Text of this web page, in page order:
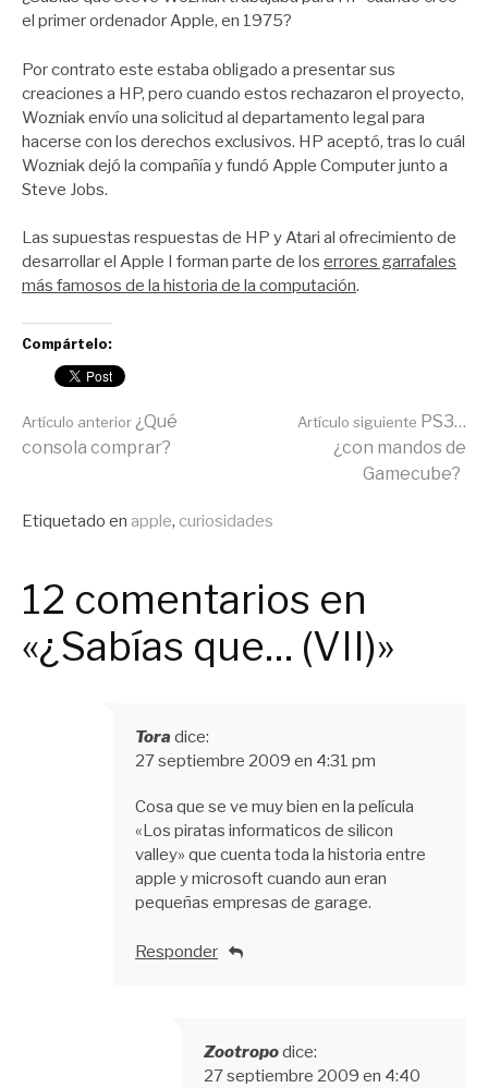
el primer ordenador Apple, en 1975?
Por contrato este estaba obligado a presentar sus
creaciones a HP, pero cuando estos rechazaron el proyecto,
Wozniak envío una solicitud al departamento legal para
hacerse con los derechos exclusivos. HP aceptó, tras lo cuál
Wozniak dejó la compañía y fundó Apple Computer junto a
Steve Jobs.
Las supuestas respuestas de HP y Atari al ofrecimiento de
desarrollar el Apple I forman parte de los errores garrafales
más famosos de la historia de la computación.
Compártelo:
Seguir
leyendo
Artículo anterior¿Qué
consola comprar?
Artículo siguiente PS3…
¿con mandos de
Gamecube?
Publicado
Etiquetado en apple, curiosidades
12 comentarios en
«¿Sabías que… (VII)»
Tora dice:
27 septiembre 2009 en 4:31 pm
Cosa que se ve muy bien en la película
«Los piratas informaticos de silicon
valley» que cuenta toda la historia entre
apple y microsoft cuando aun eran
pequeñas empresas de garage.
Responder
Zootropodice:
27 septiembre 2009 en 4:40